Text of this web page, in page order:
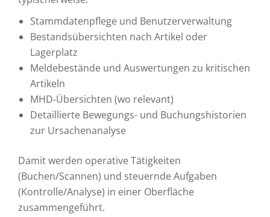
Stammdatenpflege und Benutzerverwaltung
Bestandsübersichten nach Artikel oder
Lagerplatz
Meldebestände und Auswertungen zu kritischen
Artikeln
MHD-Übersichten (wo relevant)
Detaillierte Bewegungs- und Buchungshistorien
zur Ursachenanalyse
Damit werden operative Tätigkeiten
(Buchen/Scannen) und steuernde Aufgaben
(Kontrolle/Analyse) in einer Oberfläche
zusammengeführt.